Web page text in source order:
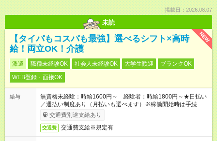
掲載日：2026.08.07
未読
NEW
【タイパもコスパも最強】選べるシフト×高時
給！両立OK！介護
派遣 職種未経験OK 社会人未経験OK 大学生歓迎
ブランクOK
WEB登録・面接OK
給与
無資格未経験：時給1600円～ 経験者：時給1800円～★日払い
／週払い制度あり（月払いも選べます）※稼働開始時は手続き完
了次第のお支払いとなります。
交通費別途支給あり
交通費 交通費支給※規定有